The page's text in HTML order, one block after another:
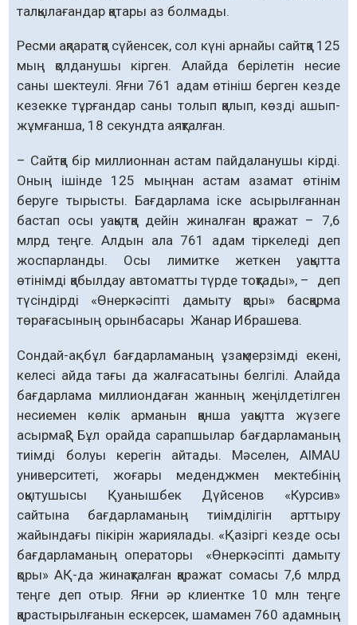
талқылағандар қатары аз болмады.
Ресми ақпаратқа сүйенсек, сол күні арнайы сайтқа 125
мың қолданушы кірген. Алайда берілетін несие
саны шектеулі. Яғни 761 адам өтініш берген кезде
кезекке тұрғандар саны толып қалып, көзді ашып-
жұмғанша, 18 секундта аяқталған.
– Сайтқа бір миллионнан астам пайдаланушы кірді.
Оның ішінде 125 мыңнан астам азамат өтінім
беруге тырысты. Бағдарлама іске асырыл­ғаннан
бастап осы уақытқа дейін жиналған қаражат – 7,6
млрд теңге. Алдын ала 761 адам тіркеледі деп
жоспарланды. Осы лимитке жеткен уақытта
өтінімді қабылдау автоматты түрде тоқтады», – деп
түсіндірді «Өнеркәсіпті дамыту қоры» басқарма
төрағасының орынбасары Жанар Ибрашева.
Сондай-ақ бұл бағдарламаның ұзақ­мерзімді екені,
келесі айда тағы да жалғасатыны белгілі. Алайда
бағ­дарлама миллиондаған жанның жеңіл­детілген
несиемен көлік арманын қанша уақытта жүзеге
асырмақ? Бұл орайда сарапшылар бағдарламаның
тиімді болуы керегін айтады. Мәселен, AlMAU
университеті, жоғары меденджмен мектебінің
оқытушысы Қуанышбек Дүйсенов «Курсив»
сайтына бағдарламаның тиімділігін арттыру
жайындағы пікірін жариялады. «Қазіргі кезде осы
бағдарламаның операторы «Өнеркәсіпті дамыту
қоры» АҚ-да жинақталған қаражат сомасы 7,6 млрд
теңге деп отыр. Яғни әр клиентке 10 млн теңге
қарастырылғанын ескерсек, шамамен 760 адамның